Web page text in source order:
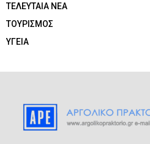
ΤΕΛΕΥΤΑΙΑ ΝΕΑ
ΤΟΥΡΙΣΜΟΣ
ΥΓΕΙΑ